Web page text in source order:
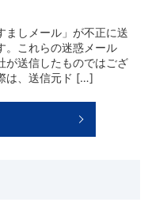
ましメール」が不正に送
。これらの迷惑メール
が送信したものではござ
は、送信元ド […]